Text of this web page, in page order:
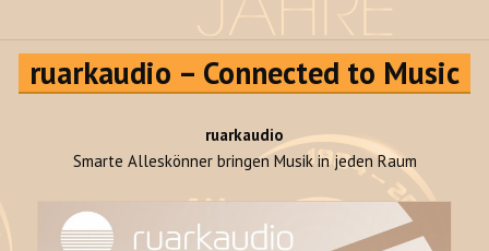
ruarkaudio – Connected to Music
ruarkaudio
Smarte Alleskönner bringen Musik in jeden Raum